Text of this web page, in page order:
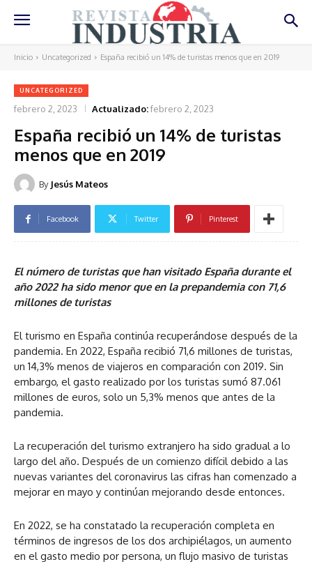
Inicio Uncategorized España recibió un 14% de turistas menos que en 2019
UNCATEGORIZED
febrero 2, 2023 Actualizado:febrero 2, 2023
España recibió un 14% de turistas
menos que en 2019
By Jesús Mateos
Facebook Twitter Pinterest
El número de turistas que han visitado España durante el
año 2022 ha sido menor que en la prepandemia con 71,6
millones de turistas
El turismo en España continúa recuperándose después de la
pandemia. En 2022, España recibió 71,6 millones de turistas,
un 14,3% menos de viajeros en comparación con 2019. Sin
embargo, el gasto realizado por los turistas sumó 87.061
millones de euros, solo un 5,3% menos que antes de la
pandemia.
La recuperación del turismo extranjero ha sido gradual a lo
largo del año. Después de un comienzo difícil debido a las
nuevas variantes del coronavirus las cifras han comenzado a
mejorar en mayo y continúan mejorando desde entonces.
En 2022, se ha constatado la recuperación completa en
términos de ingresos de los dos archipiélagos, un aumento
en el gasto medio por persona, un flujo masivo de turistas